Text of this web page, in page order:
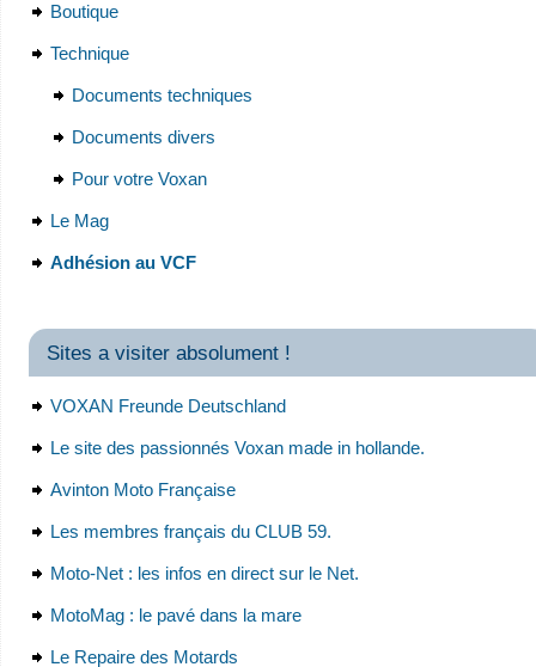
Boutique
Technique
Documents techniques
Documents divers
Pour votre Voxan
Le Mag
Adhésion au VCF
Sites a visiter absolument !
VOXAN Freunde Deutschland
Le site des passionnés Voxan made in hollande.
Avinton Moto Française
Les membres français du CLUB 59.
Moto-Net : les infos en direct sur le Net.
MotoMag : le pavé dans la mare
Le Repaire des Motards